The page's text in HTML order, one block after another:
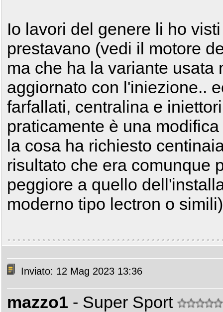
Io lavori del genere li ho
prestavano (vedi il motore
ma che ha la variante usata
aggiornato con l'iniezione..
farfallati, centralina e
praticamente è una
la cosa ha richiesto
risultato che era comunque
peggiore a quello
moderno tipo lectron o simili)
Inviato: 12 Mag 2023 13:36
mazzo1 - Super Sport